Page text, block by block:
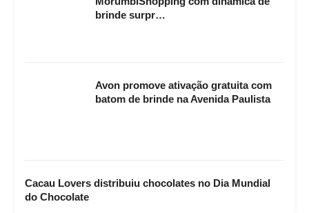
brinde surpr…
Avon promove ativação gratuita com
batom de brinde na Avenida Paulista
Cacau Lovers distribuiu chocolates no Dia Mundial
do Chocolate